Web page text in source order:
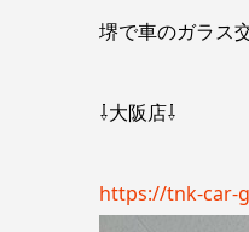
堺で車のガラス
⇩大阪店⇩
https://tnk-car-